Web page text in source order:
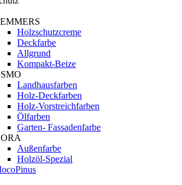
Holzschutzcreme
Deckfarbe
Allgrund
Kompakt-Beize
Landhausfarben
Holz-Deckfarben
Holz-Vorstreichfarben
Ölfarben
Garten- Fassadenfarbe
Außenfarbe
Holzöl-Spezial